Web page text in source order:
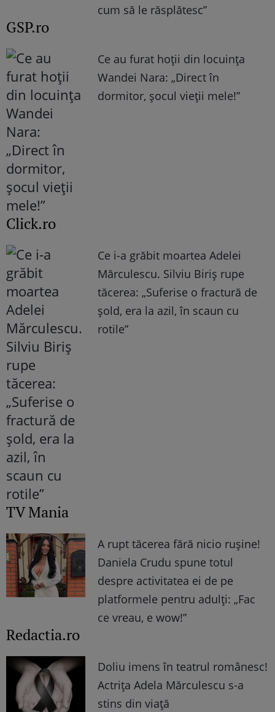
cum să le răsplătesc”
GSP.ro
Ce au furat hoții din locuința
Wandei Nara: „Direct în
dormitor, șocul vieții mele!”
Click.ro
Ce i-a grăbit moartea Adelei
Mărculescu. Silviu Biriș rupe
tăcerea: „Suferise o fractură de
șold, era la azil, în scaun cu
rotile”
TV Mania
A rupt tăcerea fără nicio rușine!
Daniela Crudu spune totul
despre activitatea ei de pe
platformele pentru adulți: „Fac
ce vreau, e wow!”
Redactia.ro
Doliu imens în teatrul românesc!
Actrița Adela Mărculescu s-a
stins din viață